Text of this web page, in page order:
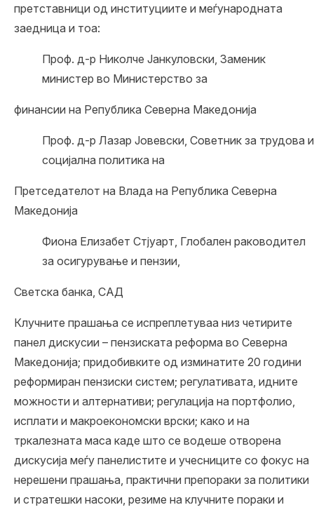
претставници од институциите и меѓународната
заедница и тоа:
Проф. д-р Николче Јанкуловски, Заменик
министер во Министерство за
финансии на Република Северна Македонија
Проф. д-р Лазар Јовевски, Советник за трудова и
социјална политика на
Претседателот на Влада на Република Северна
Македонија
Фиона Елизабет Стјуарт, Глобален раководител
за осигурување и пензии,
Светска банка, САД
Клучните прашања се испреплетуваа низ четирите
панел дискусии – пензиската реформа во Северна
Македонија; придобивките од изминатите 20 години
реформиран пензиски систем; регулативата, идните
можности и алтернативи; регулација на портфолио,
исплати и макроекономски врски; како и на
тркалезната маса каде што се водеше отворена
дискусија меѓу панелистите и учесниците со фокус на
нерешени прашања, практични препораки за политики
и стратешки насоки, резиме на клучните пораки и